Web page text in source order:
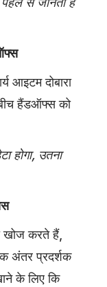
आइटम दोबारा
हैंडऑफ्स को
होगा, उतना
खोज करते हैं,
अंतर प्रदर्शक
के लिए कि